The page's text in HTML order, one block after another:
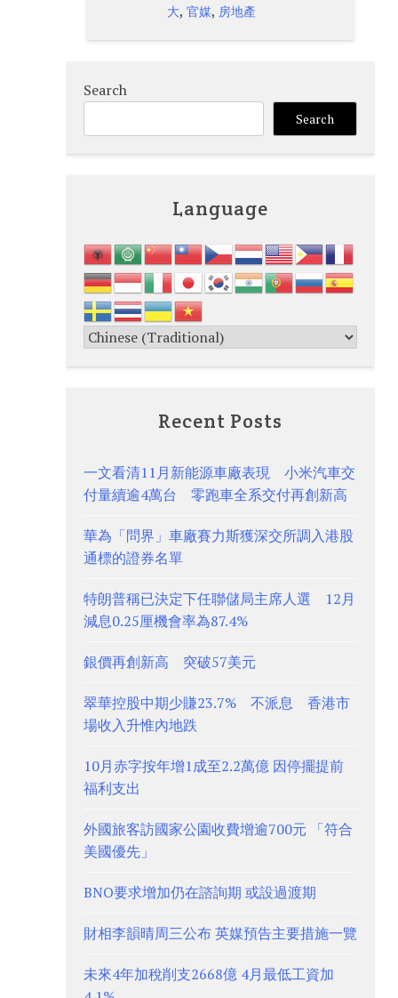
大,官媒, 房地產
Search
Search
Language
Recent Posts
一文看清11月新能源車廠表現 小米汽車交
付量續逾4萬台 零跑車全系交付再創新高
華為「問界」車廠賽力斯獲深交所調入港股
通標的證券名單
特朗普稱已決定下任聯儲局主席人選 12月
減息0.25厘機會率為87.4%
銀價再創新高 突破57美元
翠華控股中期少賺23.7% 不派息 香港市
場收入升惟內地跌
10月赤字按年增1成至2.2萬億 因停擺提前
福利支出
外國旅客訪國家公園收費增逾700元 「符合
美國優先」
BNO要求增加仍在諮詢期 或設過渡期
財相李韻晴周三公布 英媒預告主要措施一覽
未來4年加稅削支2668億 4月最低工資加